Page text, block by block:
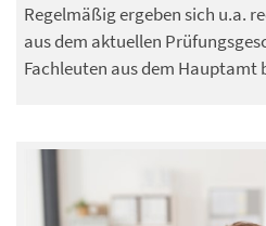
Regelmäßig ergeben sich u.a.
aus dem aktuellen
Fachleuten aus dem